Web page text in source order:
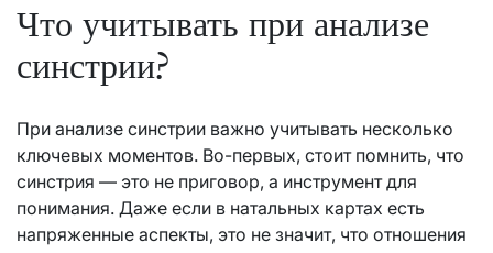
Что учитывать при анализе
синстрии?
При анализе синстрии важно учитывать несколько
ключевых моментов. Во-первых, стоит помнить, что
синстрия — это не приговор, а инструмент для
понимания. Даже если в натальных картах есть
напряженные аспекты, это не значит, что отношения